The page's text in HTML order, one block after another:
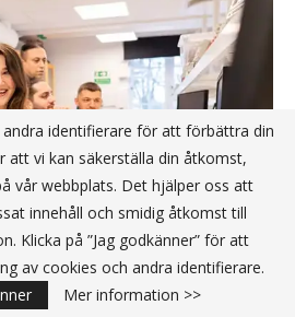
9 av 10 studenter får jobb
identifierare för att förbättra din
att vi kan säkerställa din åtkomst,
vår webbplats. Det hjälper oss att
innehåll och smidig åtkomst till
Klicka på ”Jag godkänner” för att
av cookies och andra identifierare.
Mer information >>